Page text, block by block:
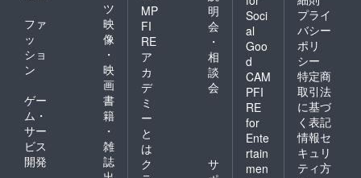
ツ
ファ
ッ
ショ
ン
映
像
・
映
画
ゲー
ム・
サー
ビス
開発
書
籍
・
雑
誌
MP
FI
RE
ア
カ
デ
ミ
ー
と
は
明
会
・
相
談
会
ク
サ
Soci
al
Goo
d
CAM
PFI
RE
for
Ente
rtain
men
プライ
バシー
ポリ
シー
特定商
取引法
に基づ
く表記
情報セ
キュリ
ティ方